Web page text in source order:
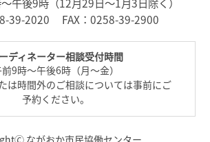
39-2020 FAX：0258-39-2900
ディネーター相談受付時間
9時～午後6時（月～金）
は時間外のご相談については事前にご
予約ください。
ながおか市民協働センター